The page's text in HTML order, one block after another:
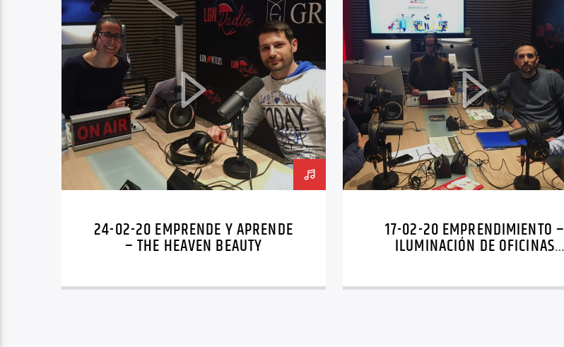
24-02-20 EMPRENDE Y APRENDE
– THE HEAVEN BEAUTY
17-02-20 EMPRENDIMIENTO –
ILUMINACIÓN DE OFICINAS